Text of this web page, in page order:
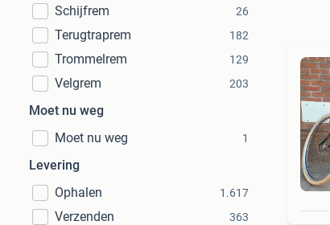
Schijfrem
26
Terugtraprem 182
Trommelrem 129
Velgrem 203
Moet nu weg
Moet nu weg
1
Levering
Ophalen
1.617
Verzenden 363